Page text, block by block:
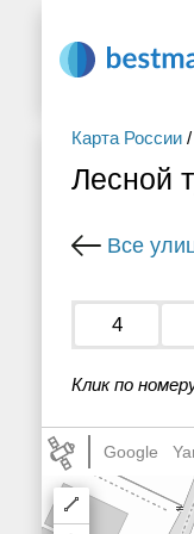
Карта России /
Лесной
Все
4
Клик по
Google
Draw